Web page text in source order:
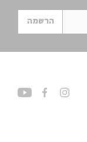
הרשמה